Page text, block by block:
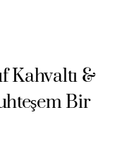
Kahvaltı &
Bir